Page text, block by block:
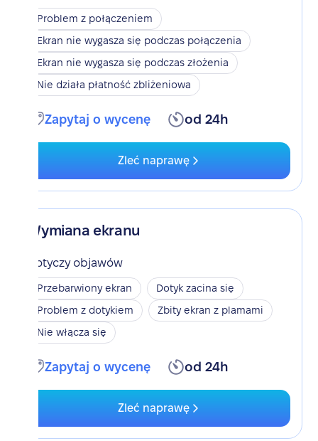
Problem z połączeniem
Ekran nie wygasza się podczas połączenia
Ekran nie wygasza się podczas złożenia
Nie działa płatność zbliżeniowa
Zapytaj o wycenę od 24h
Zleć naprawę
Wymiana ekranu
Dotyczy objawów
Przebarwiony ekran
Dotyk zacina się
Problem z dotykiem
Zbity ekran z plamami
Nie włącza się
Zapytaj o wycenę od 24h
Zleć naprawę